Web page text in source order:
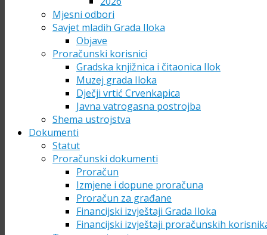
Mjesni odbori
Savjet mladih Grada Iloka
Objave
Proračunski korisnici
Gradska knjižnica i čitaonica Ilok
Muzej grada Iloka
Dječji vrtić Crvenkapica
Javna vatrogasna postrojba
Shema ustrojstva
Dokumenti
Statut
Proračunski dokumenti
Proračun
Izmjene i dopune proračuna
Proračun za građane
Financijski izvještaji Grada Iloka
Financijski izvještaji proračunskih